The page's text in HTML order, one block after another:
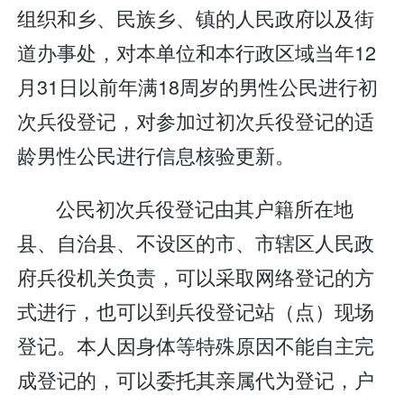
组织和乡、民族乡、镇的人民政府以及街
道办事处，对本单位和本行政区域当年12
月31日以前年满18周岁的男性公民进行初
次兵役登记，对参加过初次兵役登记的适
龄男性公民进行信息核验更新。
公民初次兵役登记由其户籍所在地
县、自治县、不设区的市、市辖区人民政
府兵役机关负责，可以采取网络登记的方
式进行，也可以到兵役登记站（点）现场
登记。本人因身体等特殊原因不能自主完
成登记的，可以委托其亲属代为登记，户